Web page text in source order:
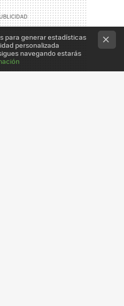
para generar estadísticas
personalizada
navegando estarás